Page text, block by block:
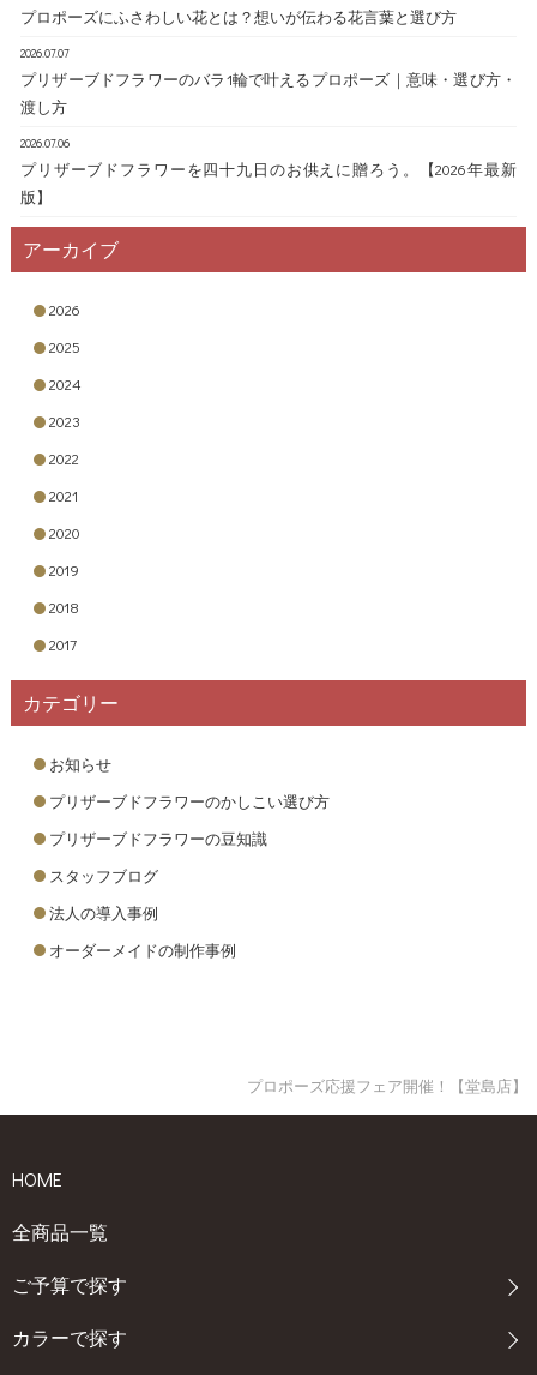
プロポーズ応援フェア開催！【堂島店】
プロポーズにふさわしい花とは？想いが伝わる花言葉と選び方
2026.07.07
プリザーブドフラワーのバラ1輪で叶えるプロポーズ｜意味・選び方・
渡し方
2026.07.06
プリザーブドフラワーを四十九日のお供えに贈ろう。【2026年最新
版】
アーカイブ
2026
2025
2024
2023
2022
2021
2020
2019
2018
2017
カテゴリー
お知らせ
プリザーブドフラワーのかしこい選び方
プリザーブドフラワーの豆知識
スタッフブログ
法人の導入事例
オーダーメイドの制作事例
HOME
全商品一覧
ご予算で探す
カラーで探す